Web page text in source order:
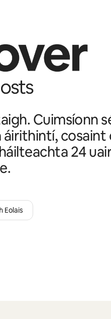
Cuimsíonn
áirithintí,
24
Eolais